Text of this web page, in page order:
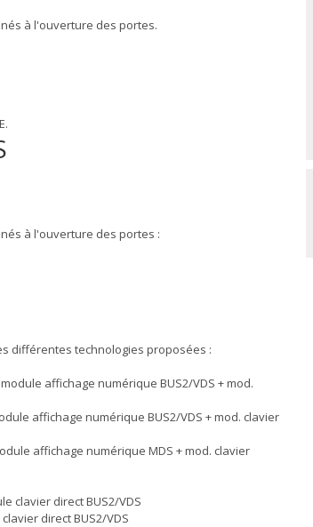
à l'ouverture des portes.
à l'ouverture des portes :
différentes technologies proposées :
affichage numérique BUS2/VDS + mod.
affichage numérique BUS2/VDS + mod. clavier
affichage numérique MDS + mod. clavier
clavier direct BUS2/VDS
direct BUS2/VDS